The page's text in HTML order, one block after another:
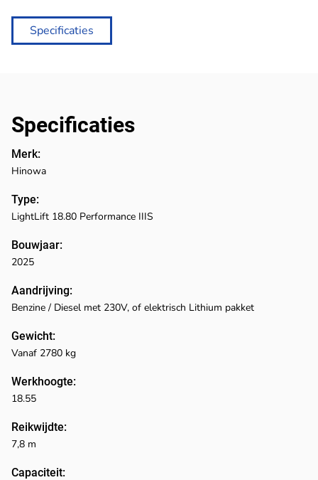
Specificaties
Specificaties
Merk:
Type:
Bouwjaar:
Aandrijving:
Gewicht:
Werkhoogte:
Reikwijdte:
Capaciteit:
Hinowa
LightLift 18.80 Performance IIIS
2025
Benzine / Diesel met 230V, of elektrisch Lithium pakket
Vanaf 2780 kg
18.55
7,8 m